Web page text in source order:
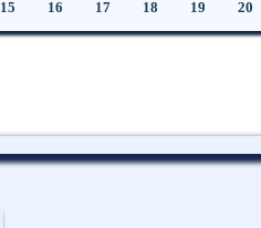
15 16 17 18 19 20